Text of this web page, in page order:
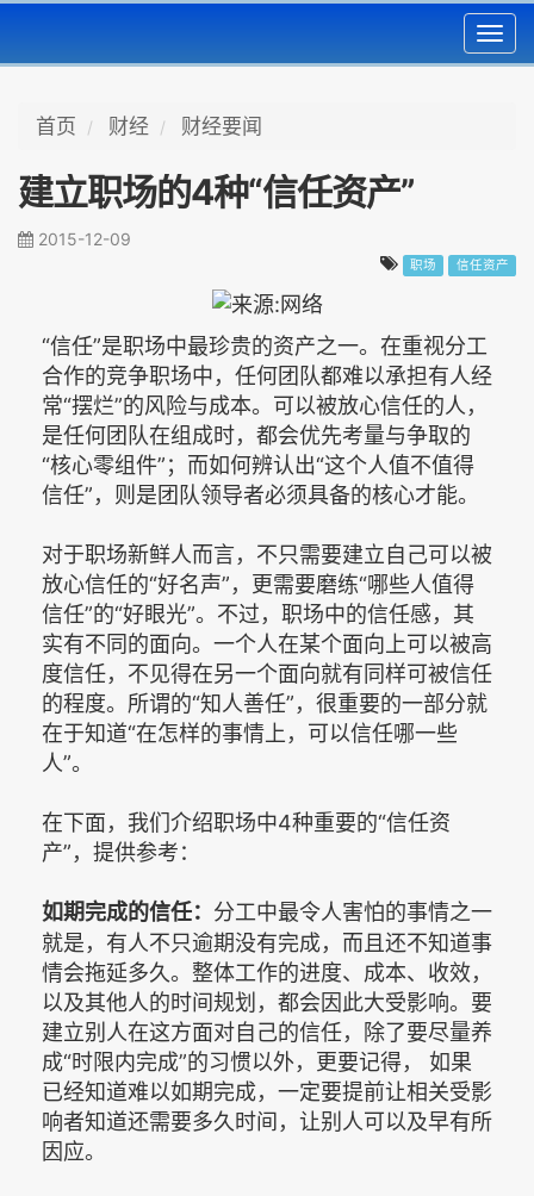
首页 财经 财经要闻
建立职场的4种“信任资产”
2015-12-09
职场 信任资产
“信任”是职场中最珍贵的资产之一。在重视分工
合作的竞争职场中，任何团队都难以承担有人经
常“摆烂”的风险与成本。可以被放心信任的人，
是任何团队在组成时，都会优先考量与争取的
“核心零组件”；而如何辨认出“这个人值不值得
信任”，则是团队领导者必须具备的核心才能。
对于职场新鲜人而言，不只需要建立自己可以被
放心信任的“好名声”，更需要磨练“哪些人值得
信任”的“好眼光”。不过，职场中的信任感，其
实有不同的面向。一个人在某个面向上可以被高
度信任，不见得在另一个面向就有同样可被信任
的程度。所谓的“知人善任”，很重要的一部分就
在于知道“在怎样的事情上，可以信任哪一些
人”。
在下面，我们介绍职场中4种重要的“信任资
产”，提供参考：
如期完成的信任： 分工中最令人害怕的事情之一
就是，有人不只逾期没有完成，而且还不知道事
情会拖延多久。整体工作的进度、成本、收效，
以及其他人的时间规划，都会因此大受影响。要
建立别人在这方面对自己的信任，除了要尽量养
成“时限内完成”的习惯以外，更要记得， 如果
已经知道难以如期完成，一定要提前让相关受影
响者知道还需要多久时间，让别人可以及早有所
因应。